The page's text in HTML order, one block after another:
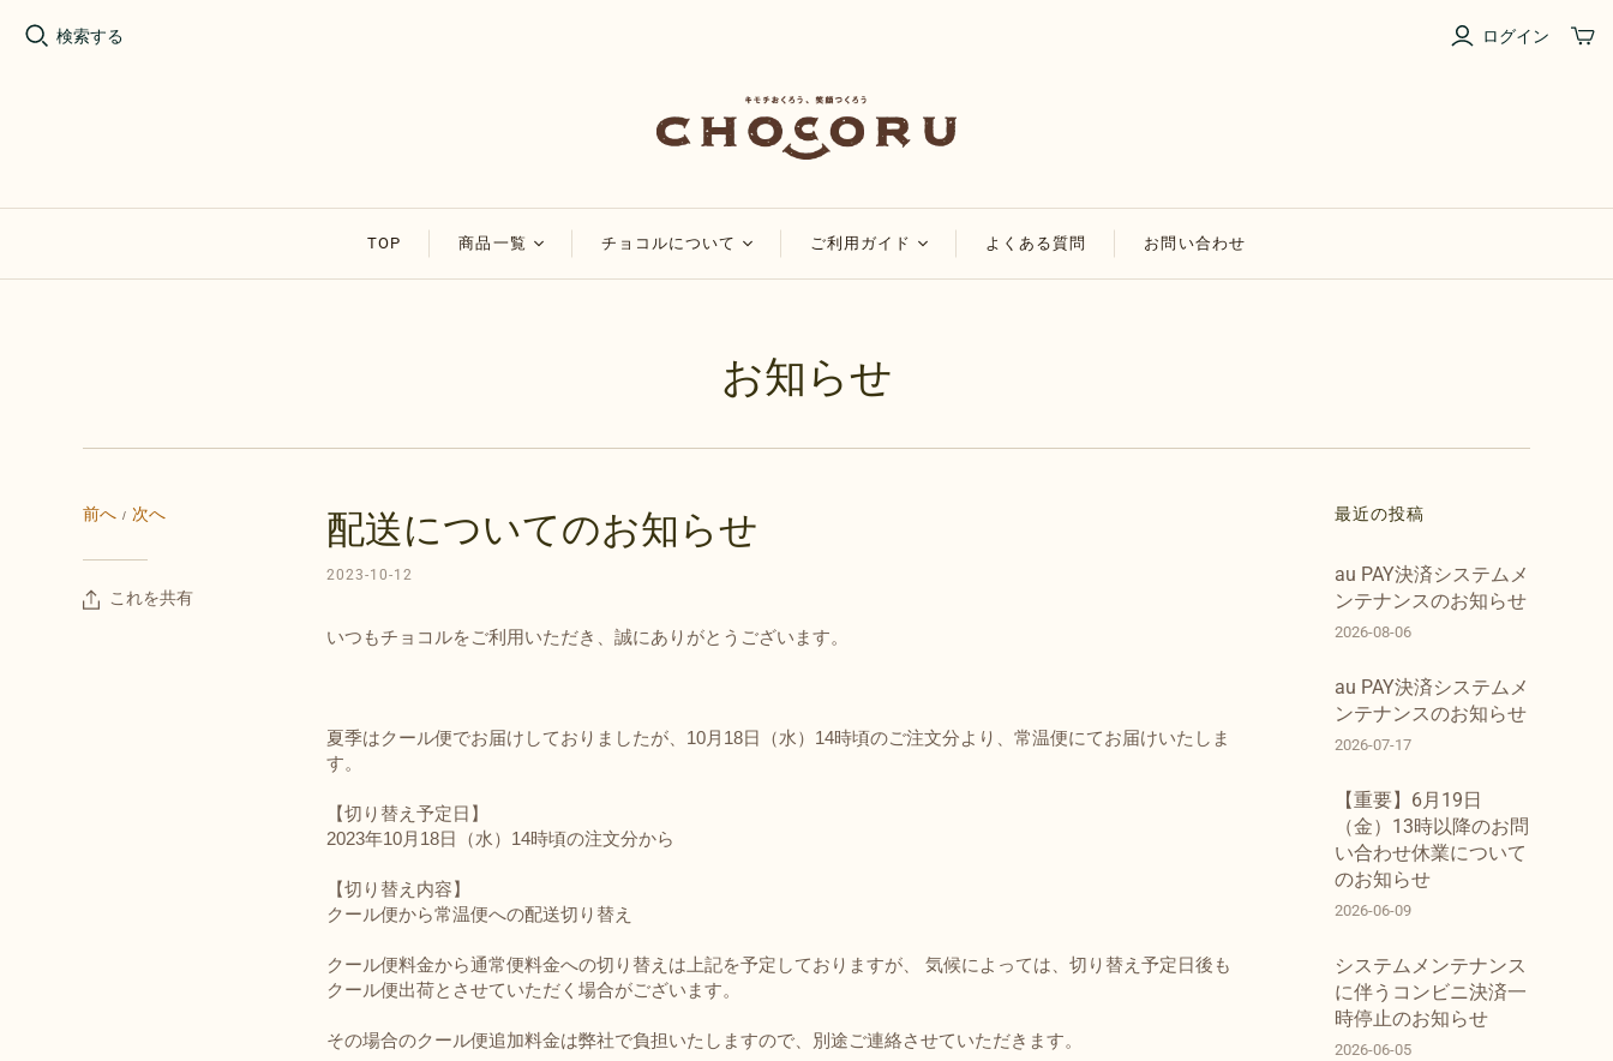
検索する ログイン
TOP 商品一覧 チョコルについて ご利用ガイド
マイページについて
配送・送料について
よくある質問 お問い合わせ
お知らせ
前へ / 次へ
これを共有
配送についてのお知らせ
2023-10-12
いつもチョコルをご利用いただき、誠にありがとうございます。
夏季はクール便でお届けしておりましたが、10月18日（水）14時頃のご注文分より、常温便にてお届けいたしま
す。
【切り替え予定日】
2023年10月18日（水）14時頃の注文分から
【切り替え内容】
クール便から常温便への配送切り替え
クール便料金から通常便料金への切り替えは上記を予定しておりますが、 気候によっては、切り替え予定日後も
クール便出荷とさせていただく場合がございます。
その場合のクール便追加料金は弊社で負担いたしますので、別途ご連絡させていただきます。
最近の投稿
au PAY決済システムメ
ンテナンスのお知らせ
2026-08-06
au PAY決済システムメ
ンテナンスのお知らせ
2026-07-17
【重要】6月19日
（金）13時以降のお問
い合わせ休業について
のお知らせ
2026-06-09
システムメンテナンス
に伴うコンビニ決済一
時停止のお知らせ
2026-06-05